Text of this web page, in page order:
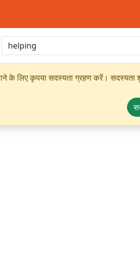
के लिए कृपया सदस्यता ग्रहण करें।